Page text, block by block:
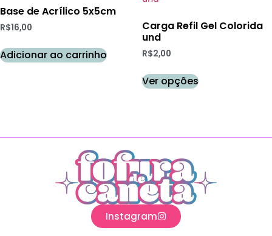
Base de Acrílico 5x5cm
R$16,00
Adicionar ao carrinho
Carga Refil Gel Colorida
und
R$2,00
Ver opções
Instagram